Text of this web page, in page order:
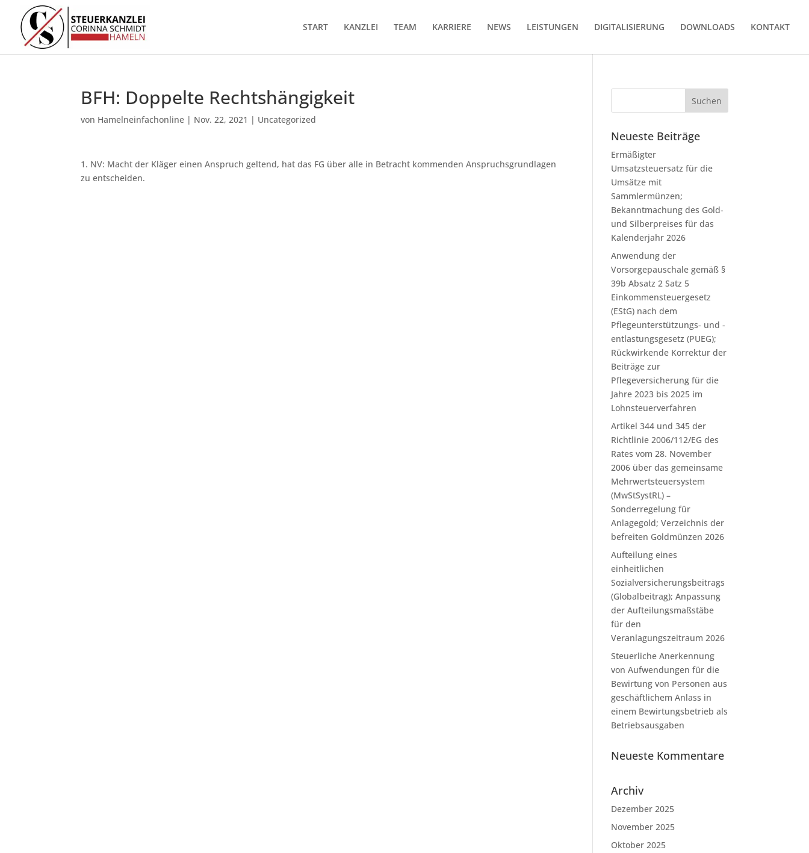
START KANZLEI TEAM KARRIERE NEWS LEISTUNGEN DIGITALISIERUNG DOWNLOADS KONTAKT
BFH: Doppelte Rechtshängigkeit
von Hamelneinfachonline | Nov. 22, 2021 | Uncategorized
1. NV: Macht der Kläger einen Anspruch geltend, hat das FG über alle in Betracht kommenden Anspruchsgrundlagen
zu entscheiden.
Neueste Beiträge
Ermäßigter
Umsatzsteuersatz für die
Umsätze mit
Sammlermünzen;
Bekanntmachung des Gold-
und Silberpreises für das
Kalenderjahr 2026
Anwendung der
Vorsorgepauschale gemäß §
39b Absatz 2 Satz 5
Einkommensteuergesetz
(EStG) nach dem
Pflegeunterstützungs- und -
entlastungsgesetz (PUEG);
Rückwirkende Korrektur der
Beiträge zur
Pflegeversicherung für die
Jahre 2023 bis 2025 im
Lohnsteuerverfahren
Artikel 344 und 345 der
Richtlinie 2006/112/EG des
Rates vom 28. November
2006 über das gemeinsame
Mehrwertsteuersystem
(MwStSystRL) –
Sonderregelung für
Anlagegold; Verzeichnis der
befreiten Goldmünzen 2026
Aufteilung eines
einheitlichen
Sozialversicherungsbeitrags
(Globalbeitrag); Anpassung
der Aufteilungsmaßstäbe
für den
Veranlagungszeitraum 2026
Steuerliche Anerkennung
von Aufwendungen für die
Bewirtung von Personen aus
geschäftlichem Anlass in
einem Bewirtungsbetrieb als
Betriebsausgaben
Neueste Kommentare
Archiv
Dezember 2025
November 2025
Oktober 2025